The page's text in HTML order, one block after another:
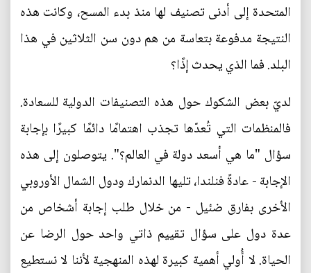
المتحدة إلى أدنى تصنيف لها منذ بدء المسح، وكانت هذه
النتيجة مدفوعة بتعاسة من هم دون سن الثلاثين في هذا
البلد. فما الذي يحدث إذًا؟
لديّ بعض الشكوك حول هذه التصنيفات الدولية للسعادة.
فالمنظمات التي تُعدّها تجذب اهتمامًا دائمًا كبيرًا بإجابة
سؤال "ما هي أسعد دولة في العالم؟". يتوصلون إلى هذه
الإجابة - عادةً فنلندا، تليها الدنمارك ودول الشمال الأوروبي
الأخرى بفارق ضئيل - من خلال طلب إجابة أشخاص من
عدة دول على سؤال تقييم ذاتي واحد حول الرضا عن
الحياة. لا أُولي أهمية كبيرة لهذه المنهجية لأننا لا نستطيع